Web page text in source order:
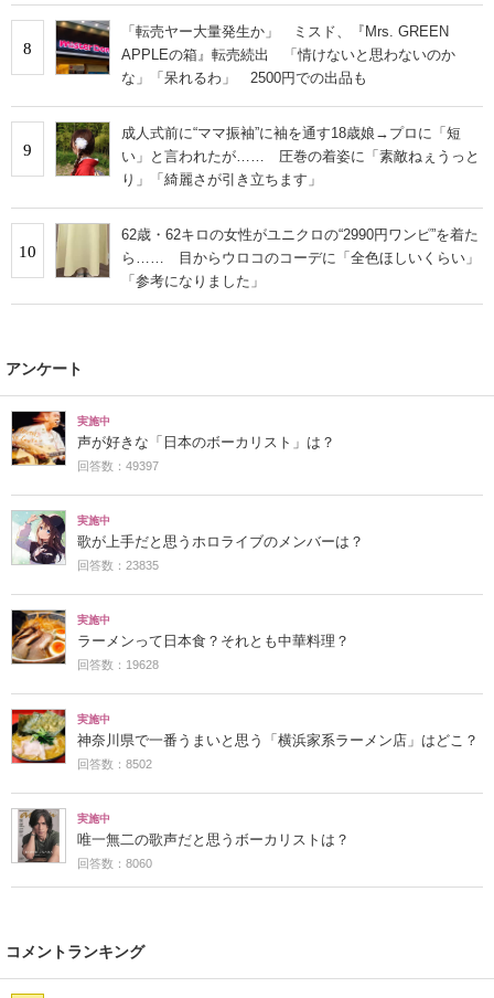
8
「転売ヤー大量発生か」 ミスド、『Mrs. GREEN
APPLEの箱』転売続出 「情けないと思わないのか
な」「呆れるわ」 2500円での出品も
9
成人式前に“ママ振袖”に袖を通す18歳娘→プロに「短
い」と言われたが…… 圧巻の着姿に「素敵ねぇうっと
り」「綺麗さが引き立ちます」
10
62歳・62キロの女性がユニクロの“2990円ワンピ”を着た
ら…… 目からウロコのコーデに「全色ほしいくらい」
「参考になりました」
アンケート
実施中
声が好きな「日本のボーカリスト」は？
回答数：49397
実施中
歌が上手だと思うホロライブのメンバーは？
回答数：23835
実施中
ラーメンって日本食？それとも中華料理？
回答数：19628
実施中
神奈川県で一番うまいと思う「横浜家系ラーメン店」はどこ？
回答数：8502
実施中
唯一無二の歌声だと思うボーカリストは？
回答数：8060
コメントランキング